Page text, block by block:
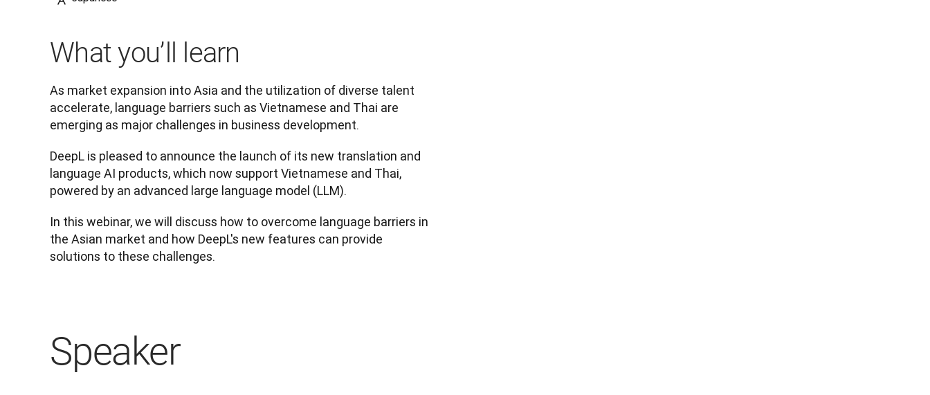
What you’ll learn
As market expansion into Asia and the utilization of diverse talent
accelerate, language barriers such as Vietnamese and Thai are
emerging as major challenges in business development.
DeepL is pleased to announce the launch of its new translation and
language AI products, which now support Vietnamese and Thai,
powered by an advanced large language model (LLM).
In this webinar, we will discuss how to overcome language barriers in
the Asian market and how DeepL's new features can provide
solutions to these challenges.
Speaker